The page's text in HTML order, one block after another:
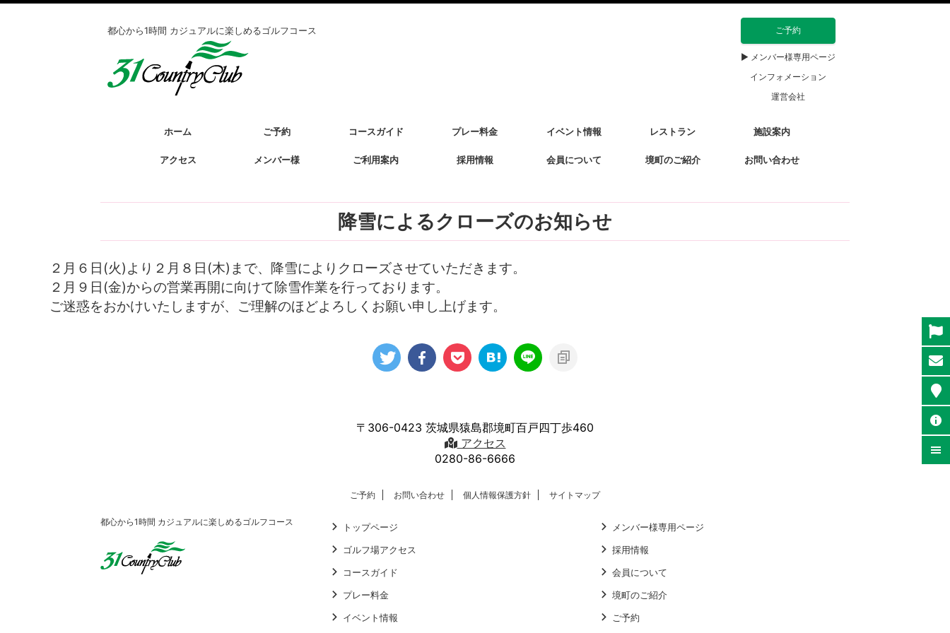
都心から1時間 カジュアルに楽しめるゴルフコース ご予約
▶ メンバー様専用ページ
インフォメーション
運営会社
ホーム ご予約 コースガイド プレー料金 イベント情報 レストラン 施設案内
アクセス メンバー様 ご利用案内 採用情報 会員について 境町のご紹介 お問い合わせ
降雪によるクローズのお知らせ
２月６日(火)より２月８日(木)まで、降雪によりクローズさせていただきます。
２月９日(金)からの営業再開に向けて除雪作業を行っております。
ご迷惑をおかけいたしますが、ご理解のほどよろしくお願い申し上げます。
〒306-0423 茨城県猿島郡境町百戸四丁歩460
アクセス
0280-86-6666
ご予約 お問い合わせ 個人情報保護方針 サイトマップ
トップページ
ゴルフ場アクセス
コースガイド
プレー料金
イベント情報
メンバー様専用ページ
採用情報
会員について
境町のご紹介
ご予約
都心から1時間 カジュアルに楽しめるゴルフコース